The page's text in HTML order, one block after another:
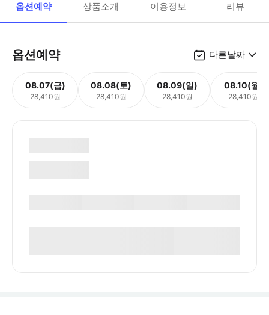
옵션예약 상품소개 이용정보 리뷰
옵션예약 다른날짜
08.07(금)
28,410원
08.08(토)
28,410원
08.09(일)
28,410원
08.10(월)
28,410원